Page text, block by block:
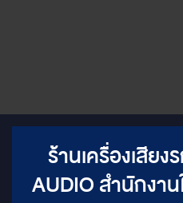
ร้านเครื่องเสีย
AUDIO สำ